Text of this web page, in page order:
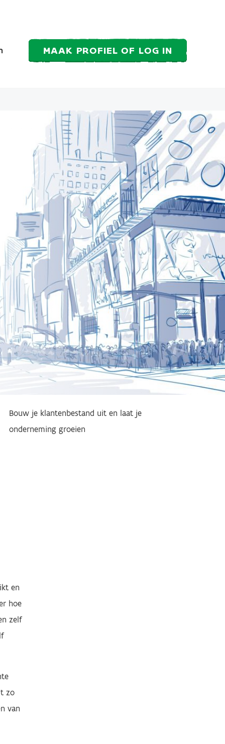
MAAK PROFIEL OF LOG IN
Bouw je klantenbestand uit en laat je
onderneming groeien
en
hoe
zelf
zo
van